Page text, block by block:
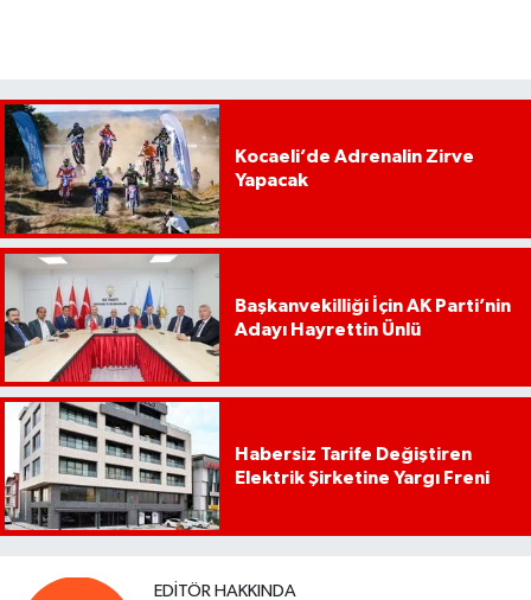
Kocaeli’de Adrenalin Zirve
Yapacak
Başkanvekilliği İçin AK Parti’nin
Adayı Hayrettin Ünlü
Habersiz Tarife Değiştiren
Elektrik Şirketine Yargı Freni
EDITÖR HAKKINDA